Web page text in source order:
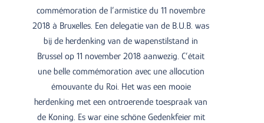
commémoration de l’armistice du 11 novembre
2018 à Bruxelles. Een delegatie van de B.U.B. was
bij de herdenking van de wapenstilstand in
Brussel op 11 november 2018 aanwezig. C’était
une belle commémoration avec une allocution
émouvante du Roi. Het was een mooie
herdenking met een ontroerende toespraak van
de Koning. Es war eine schöne Gedenkfeier mit